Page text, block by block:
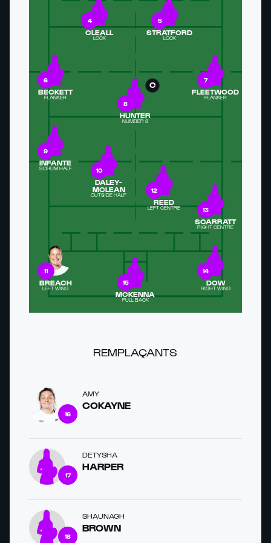
4
CLEALL
LOCK
5
STRATFORD
LOCK
6
BECKETT
FLANKER
7
FLEETWOOD
FLANKER
C
8
HUNTER
NUMBER 8
9
INFANTE
SCRUM HALF 10
DALEY-
MCLEAN
OUTSIDE HALF
11
BREACH
LEFT WING
12
REED
LEFT CENTRE 13
SCARRATT
RIGHT CENTRE
14
DOW
RIGHT WING
15
MCKENNA
FULL BACK
REMPLAÇANTS
AMY
COKAYNE
16
DETYSHA
HARPER
17
SHAUNAGH
BROWN
18